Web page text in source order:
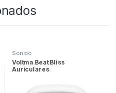
Sonido
Voltma Beat Bliss
Auriculares